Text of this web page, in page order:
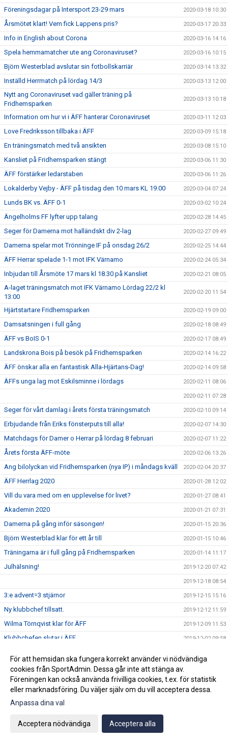
Föreningsdagar på Intersport 23-29 mars 2020-03-18 10:30
Årsmötet klart! Vem fick Lappens pris? 2020-03-17 20:33
Info in English about Corona 2020-03-16 14:16
Spela hemmamatcher ute ang Coronaviruset? 2020-03-16 10:15
Björn Westerblad avslutar sin fotbollskarriär 2020-03-14 13:32
Inställd Herrmatch på lördag 14/3 2020-03-13 12:00
Nytt ang Coronaviruset vad gäller träning på
Fridhemsparken
2020-03-13 10:18
Information om hur vi i ÄFF hanterar Coronaviruset 2020-03-11 12:03
Love Fredriksson tillbaka i ÄFF 2020-03-09 15:18
En träningsmatch med två ansikten 2020-03-08 15:10
Kansliet på Fridhemsparken stängt 2020-03-06 11:30
ÄFF förstärker ledarstaben 2020-03-06 11:26
Lokalderby Vejby - ÄFF på tisdag den 10 mars KL 19.00 2020-03-04 07:24
Lunds BK vs. ÄFF 0-1 2020-03-02 10:24
Ängelholms FF lyfter upp talang 2020-02-28 14:45
Seger för Damerna mot halländskt div 2-lag 2020-02-27 09:49
Damerna spelar mot Trönninge IF på onsdag 26/2 2020-02-25 14:44
ÄFF Herrar spelade 1-1 mot IFK Värnamo 2020-02-24 05:34
Inbjudan till Årsmöte 17 mars kl 18.30 på Kansliet 2020-02-21 08:05
A-laget träningsmatch mot IFK Värnamo Lördag 22/2 kl
13:00
2020-02-20 11:54
Hjärtstartare Fridhemsparken 2020-02-19 09:00
Damsatsningen i full gång 2020-02-18 08:49
ÄFF vs BoIS 0-1 2020-02-17 08:49
Landskrona Bois på besök på Fridhemsparken 2020-02-14 16:22
ÄFF önskar alla en fantastisk Alla-Hjärtans-Dag! 2020-02-14 09:58
ÄFFs unga lag mot Eskilsminne i lördags 2020-02-11 08:06
2020-02-11 07:28
Seger för vårt damlag i årets första träningsmatch 2020-02-10 09:14
Erbjudande från Eriks fönsterputs till alla! 2020-02-07 14:30
Matchdags för Damer o Herrar på lördag 8 februari 2020-02-07 11:22
Årets första ÄFF-möte 2020-02-06 13:26
Ang bilolyckan vid Fridhemsparken (nya IP) i måndags kväll 2020-02-04 20:37
ÄFF Herrlag 2020 2020-01-28 12:02
Vill du vara med om en upplevelse för livet? 2020-01-27 08:41
Akademin 2020 2020-01-21 07:31
Damerna på gång inför säsongen! 2020-01-15 20:36
Björn Westerblad klar för ett år till 2020-01-15 10:46
Träningarna är i full gång på Fridhemsparken 2020-01-14 11:17
Julhälsning! 2019-12-20 07:42
2019-12-18 08:54
3:e advent=3 stjärnor 2019-12-15 15:16
Ny klubbchef tillsatt. 2019-12-12 11:59
Wilma Törnqvist klar för ÄFF 2019-12-09 11:53
Klubbchefen slutar i ÄFF 2019-12-02 09:58
Sista veckan för akademin innan vinteruppehåll
Ge bort en sportig dröm! 2019-11-22 09:50
Vinnarna på ungdomsavslutningens tipspromenad
Köp din Bingolott av vårt P13 lag
Avslutning för ungdomslagen söndagen den 3 november
För att hemsidan ska fungera korrekt använder vi nödvändiga
cookies från SportAdmin. Dessa går inte att stänga av.
Föreningen kan också använda frivilliga cookies, t.ex. för statistik
eller marknadsföring. Du väljer själv om du vill acceptera dessa.
Anpassa dina val
Acceptera nödvändiga Acceptera alla